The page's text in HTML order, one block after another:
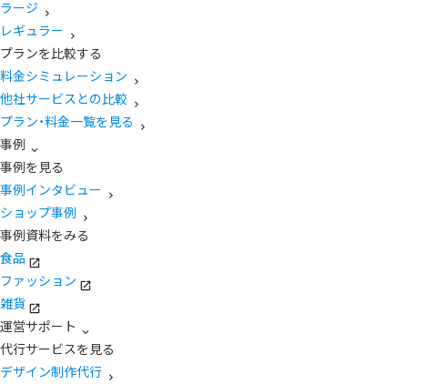
ラージ
レギュラー
プランを比較する
料金シミュレーション
他社サービスとの比較
プラン・料金一覧を見る
事例
事例を見る
事例インタビュー
ショップ事例
事例資料をみる
食品
ファッション
雑貨
運営サポート
代行サービスを見る
デザイン制作代行